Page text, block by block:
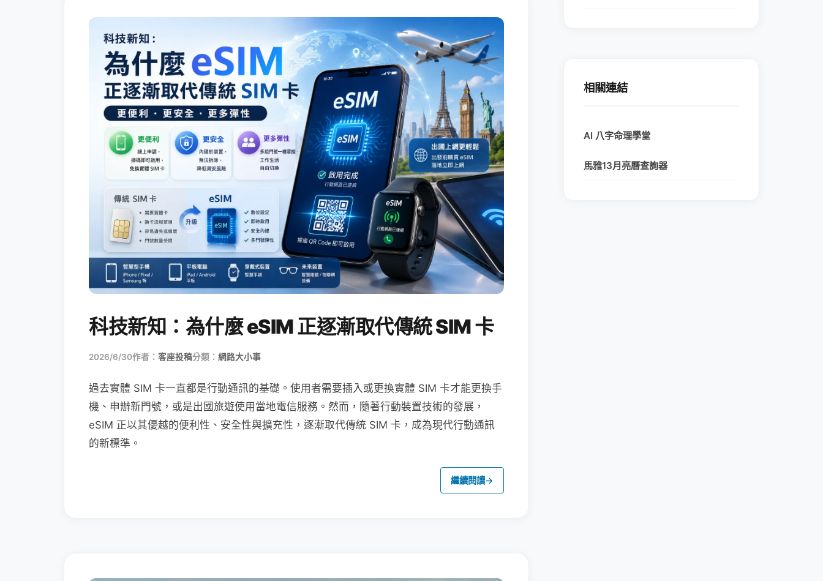
科技新知：為什麼 eSIM 正逐漸取代傳統 SIM 卡
2026/6/30作者： 客座投稿分類： 網路大小事
過去實體 SIM 卡一直都是行動通訊的基礎。使用者需要插入或更換實體 SIM 卡才能更換手
機、申辦新門號，或是出國旅遊使用當地電信服務。然而，隨著行動裝置技術的發展，
eSIM 正以其優越的便利性、安全性與擴充性，逐漸取代傳統 SIM 卡，成為現代行動通訊
的新標準。
繼續閱讀→
相關連結
AI 八字命理學堂
馬雅13月亮曆查詢器